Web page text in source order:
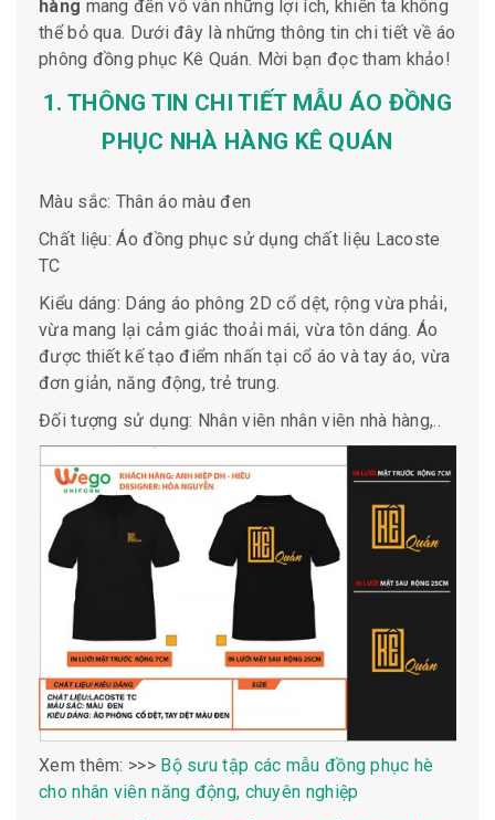
hàng mang đến vô vàn những lợi ích, khiến ta không
thể bỏ qua. Dưới đây là những thông tin chi tiết về áo
phông đồng phục Kê Quán. Mời bạn đọc tham khảo!
1. THÔNG TIN CHI TIẾT MẪU ÁO ĐỒNG
PHỤC NHÀ HÀNG KÊ QUÁN
Màu sắc: Thân áo màu đen
Chất liệu: Áo đồng phục sử dụng chất liệu Lacoste
TC
Kiểu dáng: Dáng áo phông 2D cổ dệt, rộng vừa phải,
vừa mang lại cảm giác thoải mái, vừa tôn dáng. Áo
được thiết kế tạo điểm nhấn tại cổ áo và tay áo, vừa
đơn giản, năng động, trẻ trung.
Đối tượng sử dụng: Nhân viên nhân viên nhà hàng,..
Xem thêm: >>> Bộ sưu tập các mẫu đồng phục hè
cho nhân viên năng động, chuyên nghiệp